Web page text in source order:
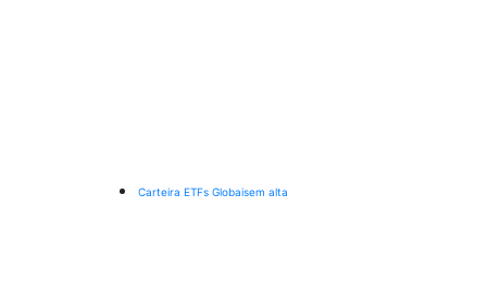
Carteira ETFs Globaisem alta